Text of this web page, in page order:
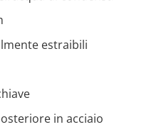
estraibili
in acciaio